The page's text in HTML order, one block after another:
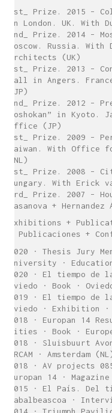
1st_ Prize. 2015 –
in London. UK. With
2nd_ Prize. 2014 –
Moscow. Russia.
Architects (UK)
1st_ Prize. 2013 –
Hall in Angers.
(JP)
2nd_ Prize. 2012 –
Toshokan” in Kyoto.
Office (JP)
1st_ Prize. 2009 –
Taiwan. With Office
(NL)
1st_ Prize. 2008 –
Hungary. With Erick
3rd_ Prize. 2007 –
Casanova +
Exhibitions +
+ Publicaciones +
2020 · Thesis Jury
University ·
2020 · El tiempo
Oviedo · Book ·
2019 · El tiempo
Oviedo · Exhibition
2018 · Europan 14
Cities · Book ·
2018 · Sluisbuurt
ARCAM · Amsterdam
2018 · AV projects
Europan 14 ·
2015 · El País. Del
Zabalbeascoa ·